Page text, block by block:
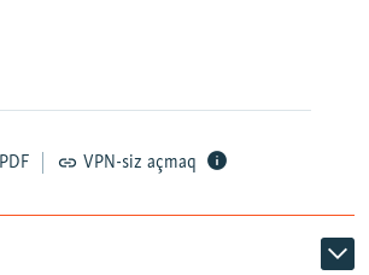
PDF VPN-siz açmaq